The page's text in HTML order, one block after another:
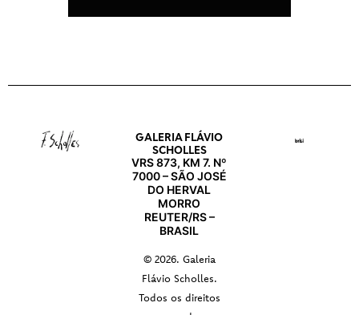
GALERIA FLÁVIO
SCHOLLES
VRS 873, KM 7. Nº
7000 – SÃO JOSÉ
DO HERVAL
MORRO
REUTER/RS –
BRASIL
© 2026. Galeria
Flávio Scholles.
Todos os direitos